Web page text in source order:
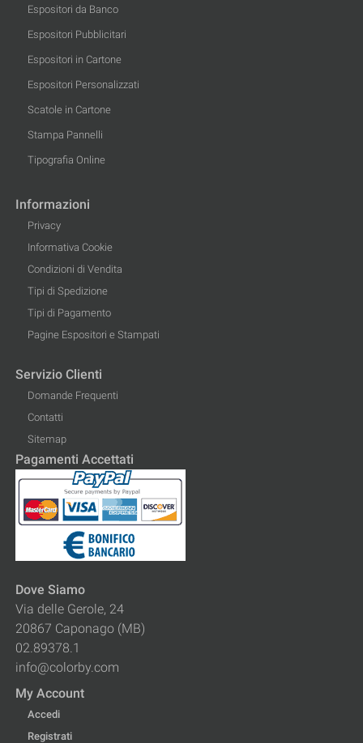
Espositori da Banco
Espositori Pubblicitari
Espositori in Cartone
Espositori Personalizzati
Scatole in Cartone
Stampa Pannelli
Tipografia Online
Informazioni
Privacy
Informativa Cookie
Condizioni di Vendita
Tipi di Spedizione
Tipi di Pagamento
Pagine Espositori e Stampati
Servizio Clienti
Domande Frequenti
Contatti
Sitemap
Pagamenti Accettati
Dove Siamo
Via delle Gerole, 24
20867 Caponago (MB)
02.89378.1
info@colorby.com
My Account
Accedi
Registrati